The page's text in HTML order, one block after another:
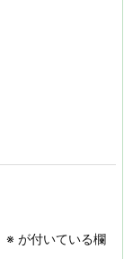
※ が付いている欄